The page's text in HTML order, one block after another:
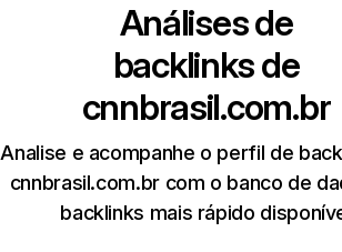
Análises de
backlinks de
cnnbrasil.com.br
Analise e acompanhe o perfil de
cnnbrasil.com.br com o banco de
backlinks mais rápido